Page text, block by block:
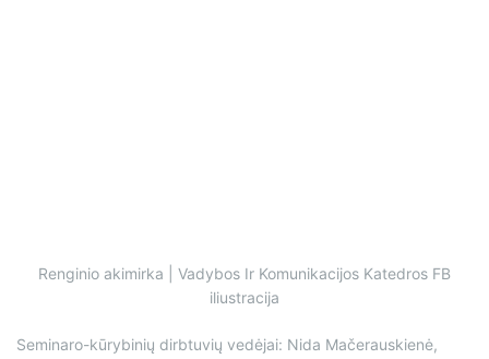
Renginio akimirka | Vadybos Ir Komunikacijos Katedros FB
iliustracija
Seminaro-kūrybinių dirbtuvių vedėjai: Nida Mačerauskienė,